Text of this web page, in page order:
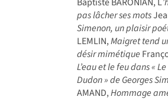
pas lâcher ses mots
Simenon, un plaisir
LEMLIN,Maigret tend
désir mimétique
L’eau et le feu dans «
Dudon » de Georges
AMAND,Hommage